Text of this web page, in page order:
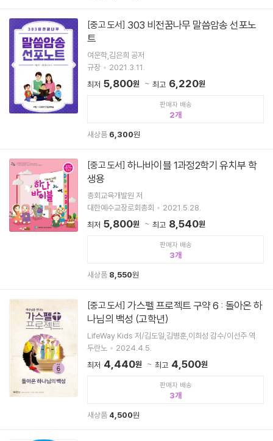
[중고 도서]
트
여운학,김은희 공저
규장
2021.3.11.
최저 5,800원 최고 6,220원
판매자 배송
2
새상품 6,300원
[중고 도서] 하나바이블 1과정2학기 유치부 학
생용
총회교육개발원 저
대한예수교장로회총회
2021.5.28.
최저 5,800원 최고 8,540원
판매자 배송
3
새상품 8,550원
[중고 도서] 가스펠 프로젝트 구약 6 : 돌아온 하
나님의 백성 (고학년)
LifeWay Kids 저/김도일,김병훈,이희성 감수/이선주 역
두란노
2024.4.5.
최저 4,440원 최고 4,500원
판매자 배송
3
새상품 4,500원